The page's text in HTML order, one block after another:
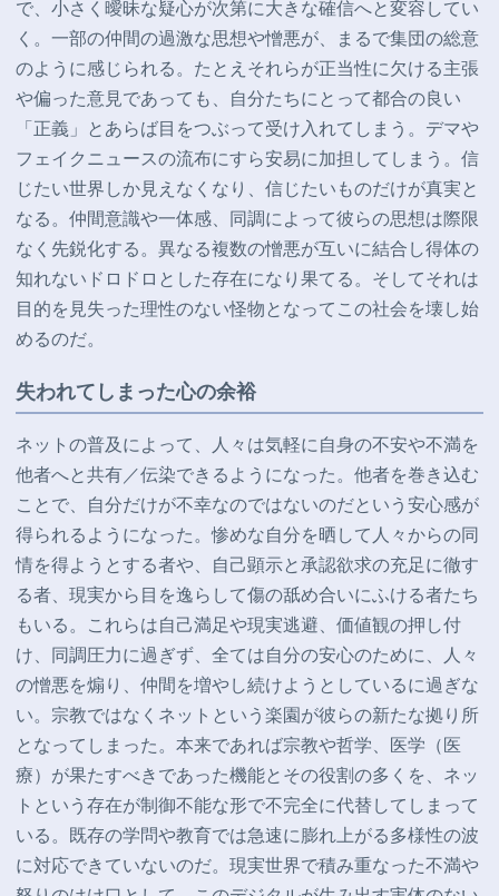
で、小さく曖昧な疑心が次第に大きな確信へと変容してい
く。一部の仲間の過激な思想や憎悪が、まるで集団の総意
のように感じられる。たとえそれらが正当性に欠ける主張
や偏った意見であっても、自分たちにとって都合の良い
「正義」とあらば目をつぶって受け入れてしまう。デマや
フェイクニュースの流布にすら安易に加担してしまう。信
じたい世界しか見えなくなり、信じたいものだけが真実と
なる。仲間意識や一体感、同調によって彼らの思想は際限
なく先鋭化する。異なる複数の憎悪が互いに結合し得体の
知れないドロドロとした存在になり果てる。そしてそれは
目的を見失った理性のない怪物となってこの社会を壊し始
めるのだ。
失われてしまった心の余裕
ネットの普及によって、人々は気軽に自身の不安や不満を
他者へと共有／伝染できるようになった。他者を巻き込む
ことで、自分だけが不幸なのではないのだという安心感が
得られるようになった。惨めな自分を晒して人々からの同
情を得ようとする者や、自己顕示と承認欲求の充足に徹す
る者、現実から目を逸らして傷の舐め合いにふける者たち
もいる。これらは自己満足や現実逃避、価値観の押し付
け、同調圧力に過ぎず、全ては自分の安心のために、人々
の憎悪を煽り、仲間を増やし続けようとしているに過ぎな
い。宗教ではなくネットという楽園が彼らの新たな拠り所
となってしまった。本来であれば宗教や哲学、医学（医
療）が果たすべきであった機能とその役割の多くを、ネッ
トという存在が制御不能な形で不完全に代替してしまって
いる。既存の学問や教育では急速に膨れ上がる多様性の波
に対応できていないのだ。現実世界で積み重なった不満や